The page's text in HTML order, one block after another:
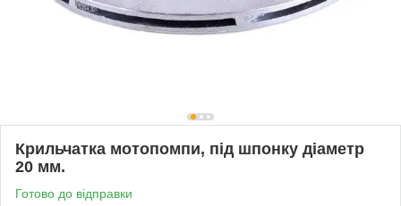
Крильчатка мотопомпи, під шпонку діаметр
20 мм.
Готово до відправки